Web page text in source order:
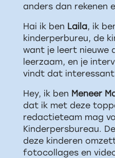
anders dan rekenen
Hai ik ben Laila, ik
kinderperbureu, de
want je leert nieuwe
leerzaam, en je
vindt dat
Hey, ik ben Meneer
dat ik met deze
redactieteam mag
Kinderpersbureau.
deze kinderen
fotocollages en